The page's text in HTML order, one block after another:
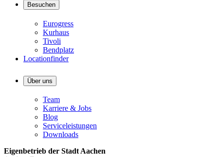
Besuchen
Eurogress
Kurhaus
Tivoli
Bendplatz
Locationfinder
Über uns
Team
Karriere & Jobs
Blog
Serviceleistungen
Downloads
Eigenbetrieb der Stadt Aachen